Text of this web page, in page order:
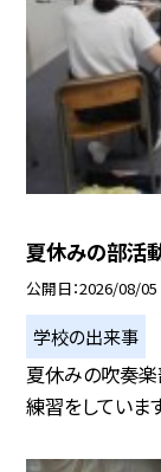
夏休みの部活
公開日 2026/08/05
学校の出来事
夏休みの吹奏楽
練習をしていま